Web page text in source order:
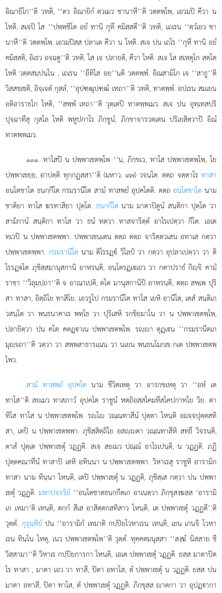
อิณายิโก’’ติ วทติ, ‘‘ตว อิณายิกํ ตฺวเมว ชานาหี’’ติ วตฺตพฺโพ, เอวมฺปิ คีวา น
โหติ. สเจปิ โส ‘‘ปพฺพชิโต อยํ ทานิ กุหึ คมิสฺสตี’’ติ วทติ, เถเรน ‘‘ตฺวํเยว ชา
นาหี’’ติ วตฺตพฺโพ. เอวมฺปิสฺส ปลาเต คีวา น โหติ. สเจ ปน เถโร ‘‘กุหึ ทานิ อยํ
คมิสฺสติ, อิเธว อจฺฉตู’’ติ วทติ, โส เจ ปลายติ, คีวา โหติ. สเจ โส สเหตุโก สตฺโต
โหติ วตฺตสมฺปนฺโน , เถเรน ‘‘อีทิโส อย’’นฺติ วตฺตพฺพํ. อิณสามิโก เจ ‘‘สาธู’’ติ
วิสฺสชฺเชติ, อิจฺเจตํ กุสลํ, ‘‘อุปฑฺฒุปฑฺฒํ เทถา’’ติ วทติ, ทาตพฺพํ. อปเรน สมเยน
อติอาราธโก โหติ, ‘‘สพฺพํ เทถา’’ติ วุตฺเตปิ ทาตพฺพเมว. สเจ ปน อุทฺเทสปริ
ปุจฺฉาทีสุ กุสโล โหติ พหูปกาโร ภิกฺขูนํ, ภิกฺขาจารวตฺเตน ปริเยสิตฺวาปิ อิณํ
ทาตพฺพเมว.
๑๓๑. ทาโสปิ น ปพฺพาเชตพฺโพ ‘‘น, ภิกฺขเว, ทาโส ปพฺพาเชตพฺโพ, โย
ปพฺพาเชยฺย, อาปตฺติ ทุกฺกฏสฺสา’’ติ (มหาว. ๙๗) วจนโต. ตตฺถ จตฺตาโร ทาสา
อนฺโตชาโต ธนกฺกีโต กรมรานีโต สามํ ทาสพฺยํ อุปคโตติ. ตตฺถอนฺโตชาโต นาม
ชาติยา ทาโส ฆรทาสิยา ปุตฺโต. ธนกฺกีโต นาม มาตาปิตูนํ สนฺติกา ปุตฺโต วา
สามิกานํ สนฺติกา ทาโส วา ธนํ ทตฺวา ทาสจาริตฺตํ อาโรเปตฺวา กีโต. เอเต
ทฺเวปิ น ปพฺพาเชตพฺพา. ปพฺพาเชนฺเตน ตตฺถ ตตฺถ จาริตฺตวเสน อทาเส กตฺวา
ปพฺพาเชตพฺพา. กรมรานีโต นาม ติโรรฏฺํ วิโลปํ วา กตฺวา อุปลาเปตฺวา วา ติ
โรรฏฺโต ภุชิสฺสมานุสกานิ อาหรนฺติ, อนฺโตรฏฺเเยว วา กตาปราธํ กิฺจิ คามํ
ราชา ‘‘วิลุมฺปถา’’ติ จ อาณาเปติ, ตโต มานุสกานิปิ อาหรนฺติ, ตตฺถ สพฺเพ ปุริ
สา ทาสา, อิตฺถิโย ทาสิโย. เอวรูโป กรมรานีโต ทาโส เยหิ อานีโต, เตสํ สนฺติเก
วสนฺโต วา พนฺธนาคาเร พทฺโธ วา ปุริเสหิ รกฺขิยมาโน วา น ปพฺพาเชตพฺโพ,
ปลายิตฺวา ปน คโต คตฏฺาเน ปพฺพาเชตพฺโพ. รฺา ตุฏฺเน ‘‘กรมรานีตเก
มุฺจถา’’ติ วตฺวา วา สพฺพสาธารเณน วา นเยน พนฺธนโมกฺเข กเต ปพฺพาเชตพฺ
โพว.
สามํ ทาสพฺยํ อุปคโต นาม ชีวิตเหตุ วา อารกฺขเหตุ วา ‘‘อหํ เต
ทาโส’’ติ สยเมว ทาสภาวํ อุปคโต ราชูนํ หตฺถิอสฺสโคมหึสโคปกาทโย วิย. ตา
ทิโส ทาโส น ปพฺพาเชตพฺโพ. รฺโ วณฺณทาสีนํ ปุตฺตา โหนฺติ อมจฺจปุตฺตสทิ
สา, เตปิ น ปพฺพาเชตพฺพา. ภุชิสฺสิตฺถิโย อสฺตา วณฺณทาสีหิ สทฺธึ วิจรนฺติ,
ตาสํ ปุตฺเต ปพฺพาเชตุํ วฏฺฏติ. สเจ สยเมว ปณฺณํ อาโรเปนฺติ, น วฏฺฏติ. ภฏิ
ปุตฺตคณาทีนํ ทาสาปิ เตหิ อทินฺนา น ปพฺพาเชตพฺพา. วิหาเรสุ ราชูหิ อารามิก
ทาสา นาม ทินฺนา โหนฺติ, เตปิ ปพฺพาเชตุํ น วฏฺฏติ, ภุชิสฺเส กตฺวา ปน ปพฺพา
เชตุํ วฏฺฏติ.มหาปจฺจริยํ ‘‘อนฺโตชาตธนกฺกีตเก อาเนตฺวา ภิกฺขุสงฺฆสฺส ‘อารามิ
เก เทมา’ติ เทนฺติ, ตกฺกํ สีเส อาสิตฺตกสทิสาว โหนฺติ, เต ปพฺพาเชตุํ วฏฺฏตี’’ติ
วุตฺตํ. กุรุนฺทิยํปน ‘‘อารามิกํ เทมาติ กปฺปิยโวหาเรน เทนฺติ, เยน เกนจิ โวหา
เรน ทินฺโน โหตุ, เนว ปพฺพาเชตพฺโพ’’ติ วุตฺตํ. ทุคฺคตมนุสฺสา ‘‘สงฺฆํ นิสฺสาย ชี
วิสฺสามา’’ติ วิหาเร กปฺปิยการกา โหนฺติ, เอเต ปพฺพาเชตุํ วฏฺฏติ. ยสฺส มาตาปิต
โร ทาสา , มาตา เอว วา ทาสี, ปิตา อทาโส, ตํ ปพฺพาเชตุํ น วฏฺฏติ. ยสฺส ปน
มาตา อทาสี, ปิตา ทาโส, ตํ ปพฺพาเชตุํ วฏฺฏติ. ภิกฺขุสฺส าตกา วา อุปฏฺากา